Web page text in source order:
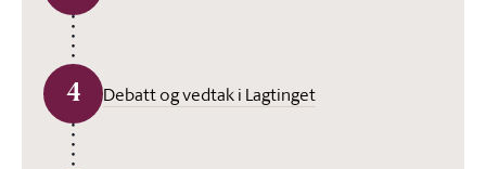
4 Debatt og vedtak i Lagtinget